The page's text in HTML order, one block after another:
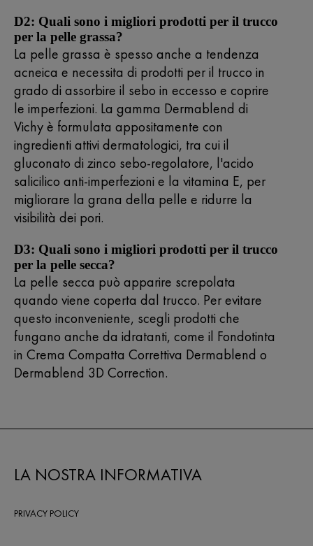
D2: Quali sono i migliori prodotti per il trucco
per la pelle grassa?
La pelle grassa è spesso anche a tendenza
acneica e necessita di prodotti per il trucco in
grado di assorbire il sebo in eccesso e coprire
le imperfezioni. La gamma Dermablend di
Vichy è formulata appositamente con
ingredienti attivi dermatologici, tra cui il
gluconato di zinco sebo-regolatore, l'acido
salicilico anti-imperfezioni e la vitamina E, per
migliorare la grana della pelle e ridurre la
visibilità dei pori.
D3: Quali sono i migliori prodotti per il trucco
per la pelle secca?
La pelle secca può apparire screpolata
quando viene coperta dal trucco. Per evitare
questo inconveniente, scegli prodotti che
fungano anche da idratanti, come il Fondotinta
in Crema Compatta Correttiva Dermablend o
Dermablend 3D Correction.
LA NOSTRA INFORMATIVA
PRIVACY POLICY